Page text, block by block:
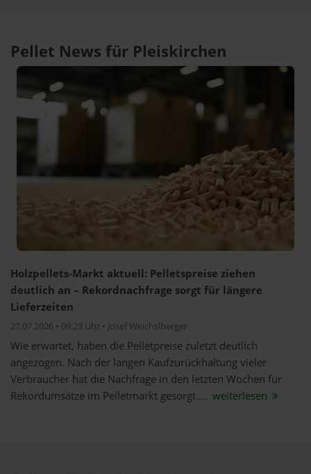
Pellet News für Pleiskirchen
Holzpellets-Markt aktuell: Pelletspreise ziehen
deutlich an – Rekordnachfrage sorgt für längere
Lieferzeiten
27.07.2026 • 09:23 Uhr • Josef Weichslberger
Wie erwartet, haben die Pelletpreise zuletzt deutlich
angezogen. Nach der langen Kaufzurückhaltung vieler
Verbraucher hat die Nachfrage in den letzten Wochen für
Rekordumsätze im Pelletmarkt gesorgt.... weiterlesen